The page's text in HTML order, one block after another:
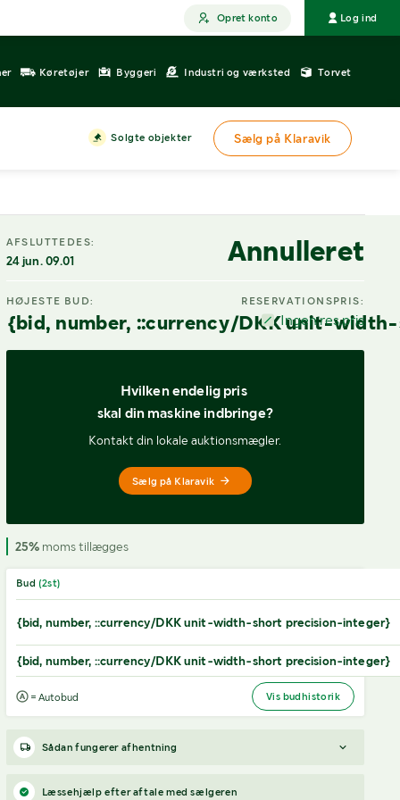
Opret konto Log ind
Køretøjer Byggeri Industri og værksted Torvet
Solgte objekter Sælg på Klaravik
AFSLUTTEDES:
24 jun. 09.01 Annulleret
HØJESTE BUD:
{bid, number, ::currency/DKK unit-
RESERVATIONSPRIS:
Ingen res.pris
Hvilken endelig pris
skal din maskine indbringe?
Kontakt din lokale auktionsmægler.
Sælg på Klaravik
25%moms tillægges
Bud (2st)
{bid, number, ::currency/DKK unit-width-short precision-integer}
{bid, number, ::currency/DKK unit-width-short precision-integer}
= Autobud Vis budhistorik
Sådan fungerer afhentning
Varen forbliver hos sælgeren, indtil køberen har betalt for
Læssehjælp efter aftale med sælgeren